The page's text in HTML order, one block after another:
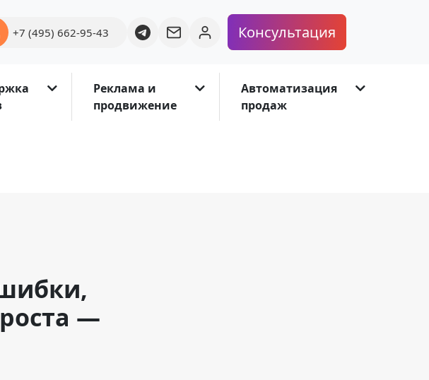
+7 (495) 662-95-43 Консультация
Реклама и
продвижение
Автоматизация
продаж
—